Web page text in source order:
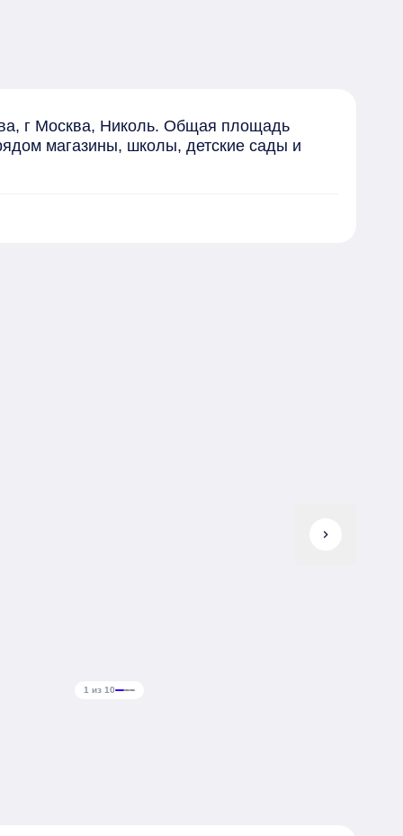
г Москва, Николь. Общая площадь
магазины, школы, детские сады и
chevron_right
1 из 10